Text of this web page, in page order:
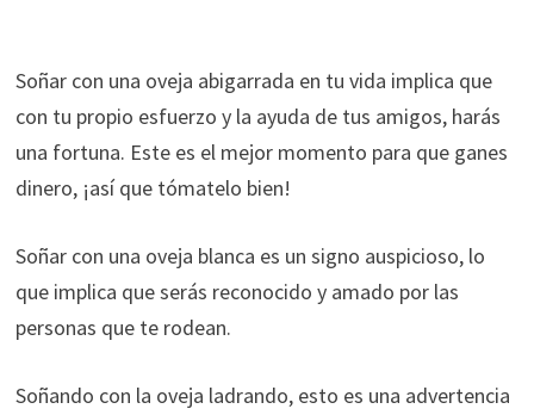
Soñar con una oveja abigarrada en tu vida implica que
con tu propio esfuerzo y la ayuda de tus amigos, harás
una fortuna. Este es el mejor momento para que ganes
dinero, ¡así que tómatelo bien!
Soñar con una oveja blanca es un signo auspicioso, lo
que implica que serás reconocido y amado por las
personas que te rodean.
Soñando con la oveja ladrando, esto es una advertencia